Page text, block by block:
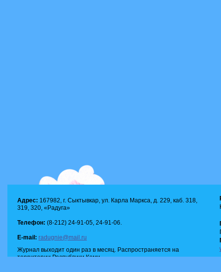
Адрес: 167982, г. Сыктывкар, ул. Карла Маркса, д. 229, каб. 318,
319, 320, «Радуга»
Телефон: (8-212) 24-91-05, 24-91-06.
E-mail: radugnie@mail.ru
Журнал выходит один раз в месяц. Распространяется на
территории Республики Коми.